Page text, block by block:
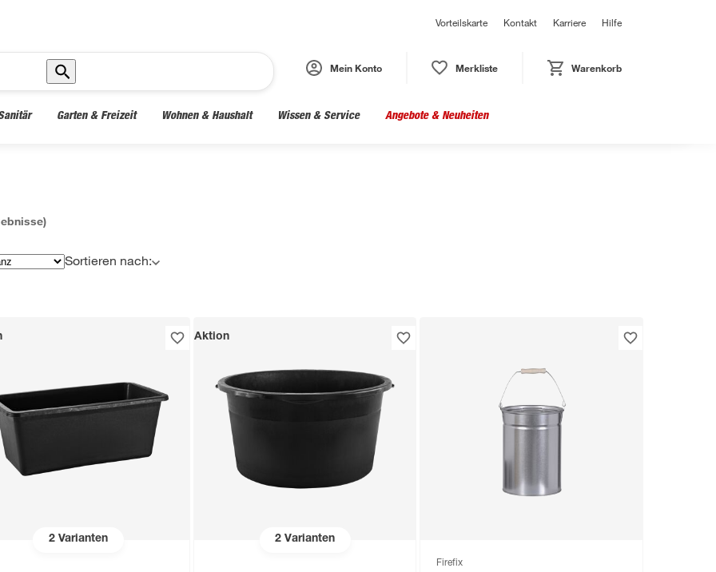
Vorteilskarte Kontakt Karriere Hilfe
Mein Konto Merkliste Warenkorb
Garten & Freizeit Wohnen & Haushalt Wissen & Service Angebote & Neuheiten
Sortieren nach:
2Varianten 2 Varianten
Aktion
Firefix